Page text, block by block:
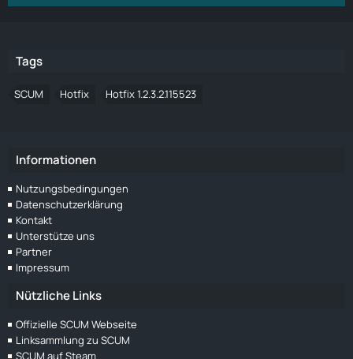
Tags
SCUM Hotfix Hotfix 1.2.3.2.115523
Informationen
Nutzungsbedingungen
Datenschutzerklärung
Kontakt
Unterstütze uns
Partner
Impressum
Nützliche Links
Offizielle SCUM Webseite
Linksammlung zu SCUM